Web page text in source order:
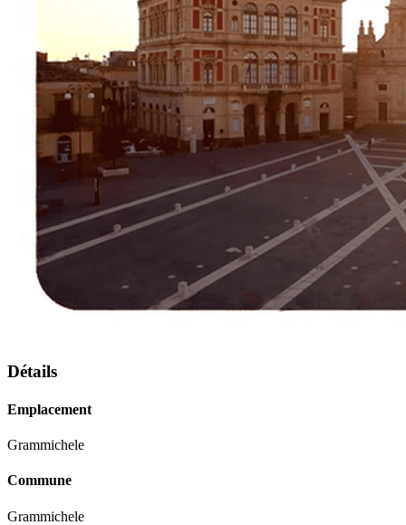
Détails
Emplacement
Grammichele
Commune
Grammichele